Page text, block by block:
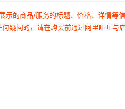
的商品/服务的标题、价格、详情等
问的，请在购买前通过阿里旺旺